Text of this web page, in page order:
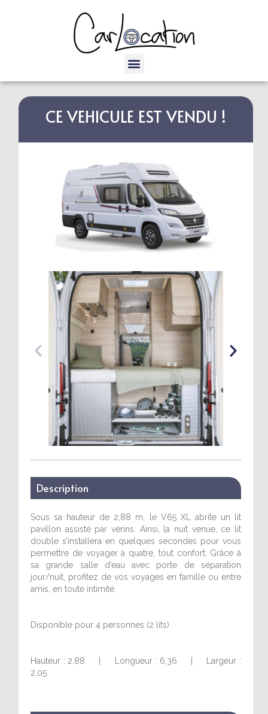
CE VEHICULE EST VENDU !
Description
Sous sa hauteur de 2,88 m, le V65 XL abrite un lit
pavillon assisté par vérins. Ainsi, la nuit venue, ce lit
double s’installera en quelques secondes pour vous
permettre de voyager à quatre, tout confort. Grâce à
sa grande salle d’eau avec porte de séparation
jour/nuit, profitez de vos voyages en famille ou entre
amis, en toute intimité.
Disponible pour 4 personnes (2 lits)
Hauteur : 2,88 | Longueur : 6,36 | Largeur :
2,05